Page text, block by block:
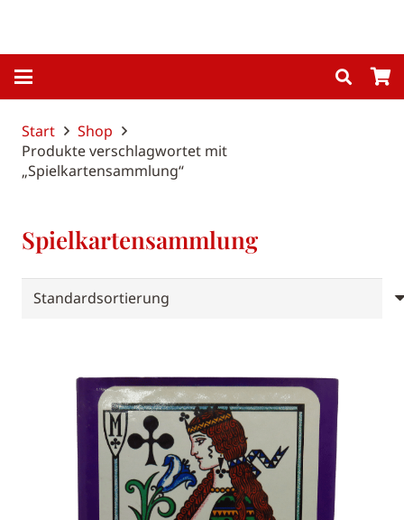
Start
Shop
Produkte verschlagwortet mit
„Spielkartensammlung“
Spielkartensammlung